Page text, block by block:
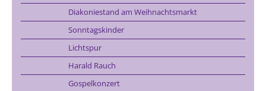
Diakoniestand am Weihnachtsmarkt
Sonntagskinder
Lichtspur
Harald Rauch
Gospelkonzert